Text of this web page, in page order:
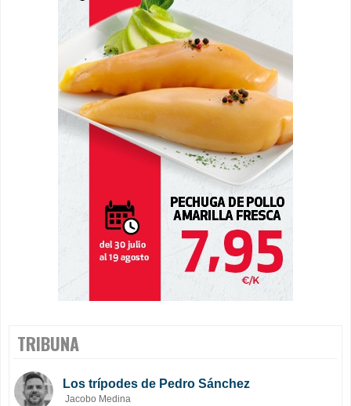
TRIBUNA
Los trípodes de Pedro Sánchez
Jacobo Medina